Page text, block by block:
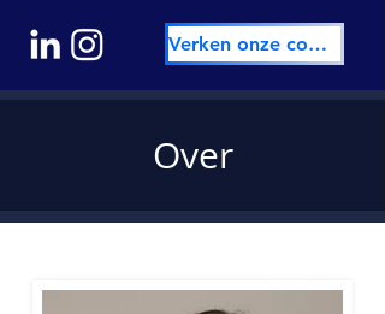
Verken onze community
Over